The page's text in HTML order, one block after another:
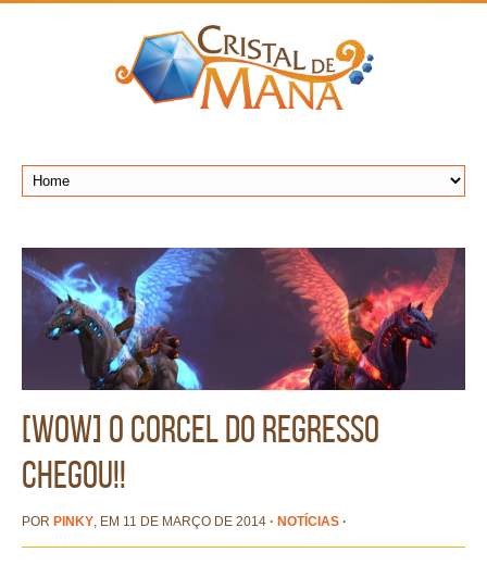
[WoW] O Corcel do Regresso
Chegou!!
POR PINKY, EM 11 DE MARÇO DE 2014 · NOTÍCIAS ·